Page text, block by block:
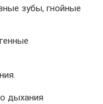
зубы, гнойные
дыхания